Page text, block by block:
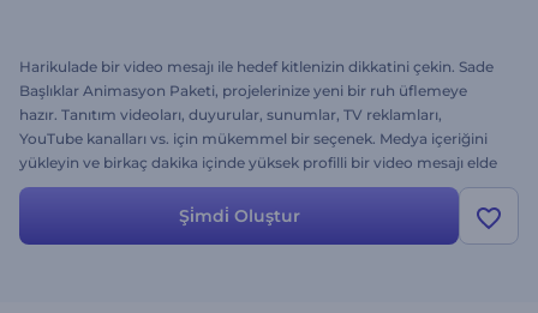
Harikulade bir video mesajı ile hedef kitlenizin dikkatini çekin. Sade
Başlıklar Animasyon Paketi, projelerinize yeni bir ruh üflemeye
hazır. Tanıtım videoları, duyurular, sunumlar, TV reklamları,
YouTube kanalları vs. için mükemmel bir seçenek. Medya içeriğini
yükleyin ve birkaç dakika içinde yüksek profilli bir video mesajı elde
edin. Dinamik tipografi tercihleriniz ile proje sunumunda çığır açın.
Denemeye değer. Şimdi ücretsiz olarak test edin!
Şi̇mdi̇ Oluştur